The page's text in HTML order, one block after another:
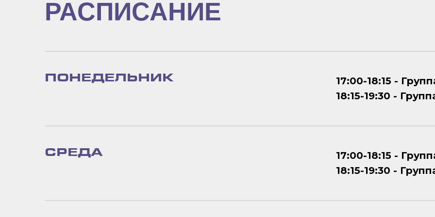
РАСПИСАНИЕ
ПОНЕДЕЛЬНИК
17:00-18:15 -
18:15-19:30 -
СРЕДА
17:00-18:15 -
18:15-19:30 -